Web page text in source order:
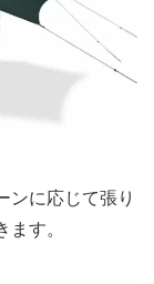
ンに応じて張り
す。